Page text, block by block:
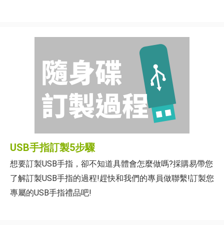
USB手指訂製5步驟
想要訂製USB手指，卻不知道具體會怎麼做嗎?採購易帶您
了解訂製USB手指的過程!趕快和我們的專員做聯繫!訂製您
專屬的USB手指禮品吧!